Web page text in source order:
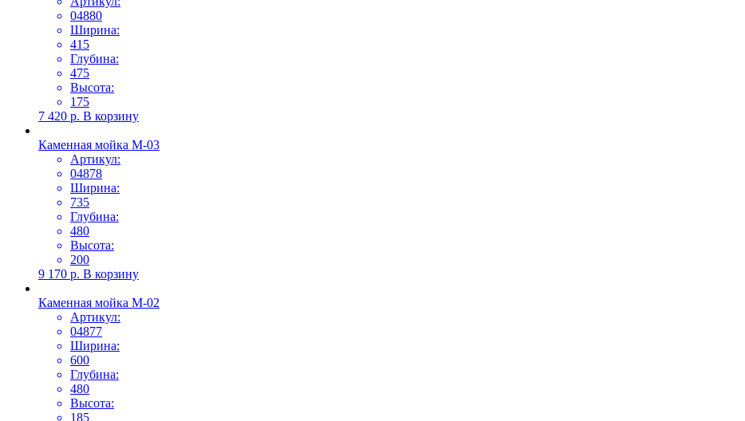
04880
Ширина:
415
Глубина:
475
Высота:
175
7 420 р. В корзину
Каменная мойка М-03
Артикул:
04878
Ширина:
735
Глубина:
480
Высота:
200
9 170 р. В корзину
Каменная мойка М-02
Артикул:
04877
Ширина:
600
Глубина:
480
Высота:
185